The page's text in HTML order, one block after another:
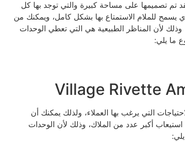
تم تصميمها على مساحة كبيرة والتي توجد بها كل
يسمح للملام الاستمتاع بها بشكل كامل، ويمكنك من
لأن المناظر الطبيعية هي التي تعطي الوحدات
ما يلي:
التي يرغب بها العملاء، ولذلك يمكنك أن
أكبر عدد من الملاك، وذلك لأن الوحدات